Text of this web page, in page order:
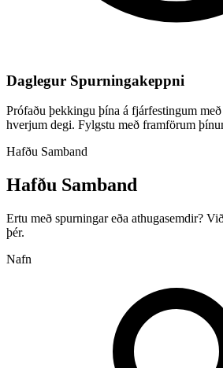
Daglegur Spurningakeppni
Prófaðu þekkingu þína á fjárfestingum
hverjum degi. Fylgstu með framförum
Hafðu Samband
Hafðu Samband
Ertu með spurningar eða athugasemdir?
þér.
Nafn